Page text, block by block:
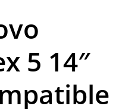
5 14″